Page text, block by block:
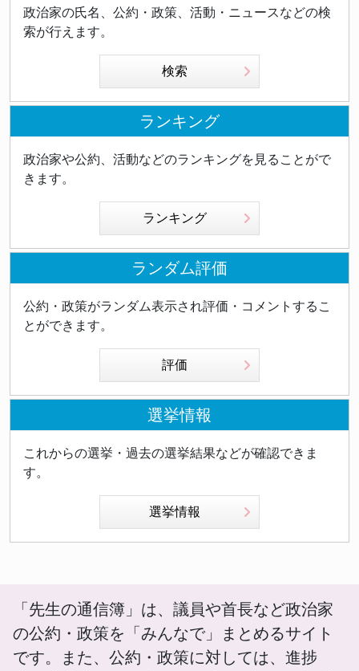
政治家の氏名、公約・政策、活動・ニュースなどの検
索が行えます。
検索
ランキング
政治家や公約、活動などのランキングを見ることがで
きます。
ランキング
ランダム評価
公約・政策がランダム表示され評価・コメントするこ
とができます。
評価
選挙情報
これからの選挙・過去の選挙結果などが確認できま
す。
選挙情報
「先生の通信簿」は、議員や首長など政治家
の公約・政策を「みんなで」まとめるサイト
です。また、公約・政策に対しては、進捗